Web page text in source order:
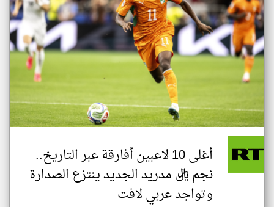
أغلى 10 لاعبين أفارقة عبر التاريخ..
نجم ريال مدريد الجديد ينتزع الصدارة
وتواجد عربي لافت